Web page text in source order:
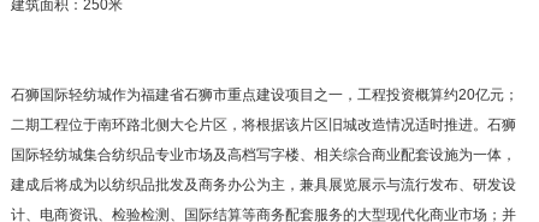
建筑面积：250米
石狮国际轻纺城作为福建省石狮市重点建设项目之一，工程投资概算约20亿元；
二期工程位于南环路北侧大仑片区，将根据该片区旧城改造情况适时推进。石狮
国际轻纺城集合纺织品专业市场及高档写字楼、相关综合商业配套设施为一体，
建成后将成为以纺织品批发及商务办公为主，兼具展览展示与流行发布、研发设
计、电商资讯、检验检测、国际结算等商务配套服务的大型现代化商业市场；并